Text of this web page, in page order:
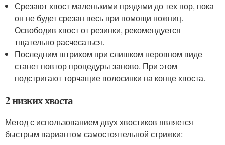
Срезают хвост маленькими прядями до тех пор, пока
он не будет срезан весь при помощи ножниц.
Освободив хвост от резинки, рекомендуется
тщательно расчесаться.
Последним штрихом при слишком неровном виде
станет повтор процедуры заново. При этом
подстригают торчащие волосинки на конце хвоста.
2 низких хвоста
Метод с использованием двух хвостиков является
быстрым вариантом самостоятельной стрижки: